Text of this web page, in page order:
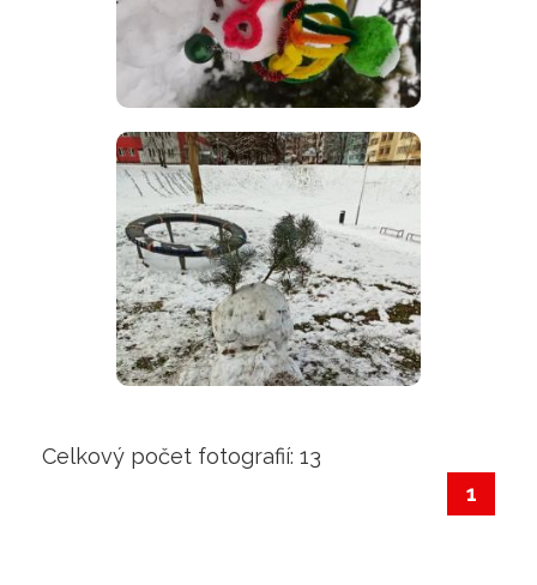
Celkový počet fotografií: 13
1